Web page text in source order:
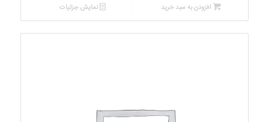
افزودن به سبد خرید نمایش جزئیات